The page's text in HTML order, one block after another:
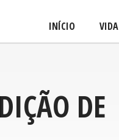
INÍCIO VIDA
DE